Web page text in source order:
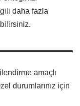
daha fazla
amaçlı
durumlarınız için